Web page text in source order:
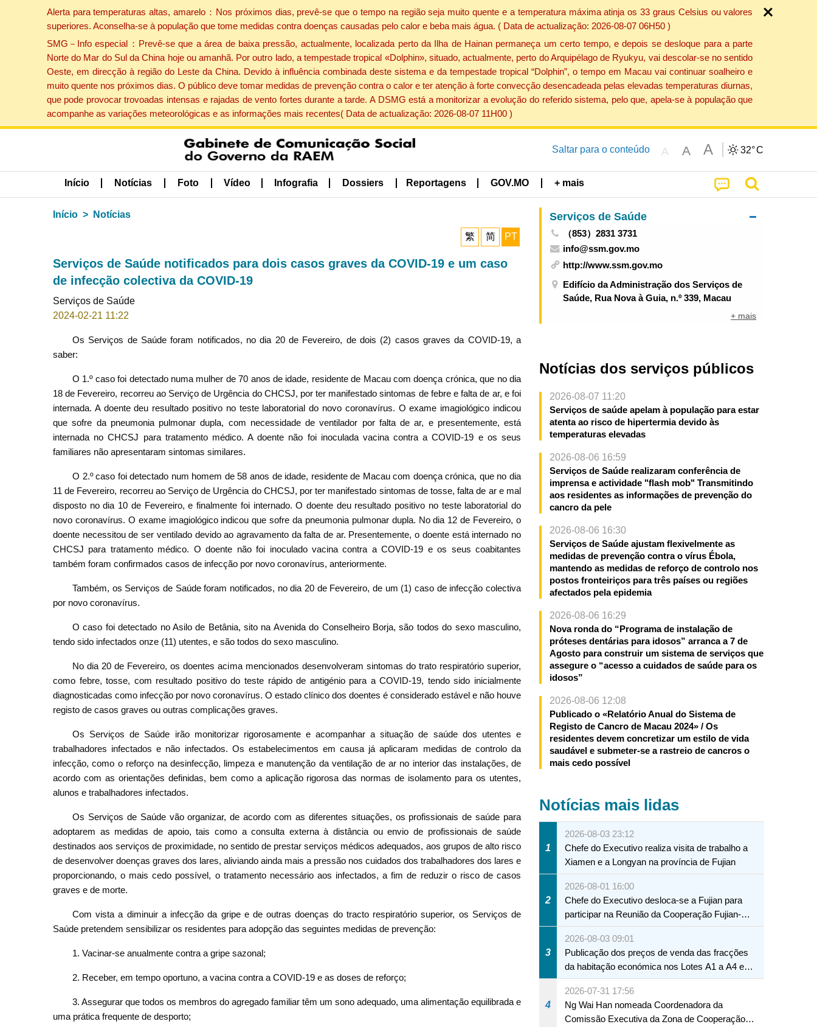
Alerta para temperaturas altas, amarelo：Nos próximos dias, prevê-se que o tempo na região seja muito quente e a temperatura máxima atinja os 33 graus Celsius ou valores
superiores. Aconselha-se à população que tome medidas contra doenças causadas pelo calor e beba mais água. ( Data de actualização: 2026-08-07 06H50 )
SMG－Info especial：Prevê-se que a área de baixa pressão, actualmente, localizada perto da Ilha de Hainan permaneça um certo tempo, e depois se desloque para a parte
Norte do Mar do Sul da China hoje ou amanhã. Por outro lado, a tempestade tropical «Dolphin», situado, actualmente, perto do Arquipélago de Ryukyu, vai descolar-se no sentido
Oeste, em direcção à região do Leste da China. Devido à influência combinada deste sistema e da tempestade tropical “Dolphin”, o tempo em Macau vai continuar soalheiro e
muito quente nos próximos dias. O público deve tomar medidas de prevenção contra o calor e ter atenção à forte convecção desencadeada pelas elevadas temperaturas diurnas,
que pode provocar trovoadas intensas e rajadas de vento fortes durante a tarde. A DSMG está a monitorizar a evolução do referido sistema, pelo que, apela-se à população que
acompanhe as variações meteorológicas e as informações mais recentes( Data de actualização: 2026-08-07 11H00 )
Saltar para o conteúdo A A A 32°C
Início Notícias Foto Vídeo Infografia Dossiers Reportagens GOV.MO + mais
Início Notícias
繁 简 PT
Serviços de Saúde notificados para dois casos graves da COVID-19 e um caso
de infecção colectiva da COVID-19
Serviços de Saúde
2024-02-21 11:22
Os Serviços de Saúde foram notificados, no dia 20 de Fevereiro, de dois (2) casos graves da COVID-19, a
saber:
O 1.º caso foi detectado numa mulher de 70 anos de idade, residente de Macau com doença crónica, que no dia
18 de Fevereiro, recorreu ao Serviço de Urgência do CHCSJ, por ter manifestado sintomas de febre e falta de ar, e foi
internada. A doente deu resultado positivo no teste laboratorial do novo coronavírus. O exame imagiológico indicou
que sofre da pneumonia pulmonar dupla, com necessidade de ventilador por falta de ar, e presentemente, está
internada no CHCSJ para tratamento médico. A doente não foi inoculada vacina contra a COVID-19 e os seus
familiares não apresentaram sintomas similares.
O 2.º caso foi detectado num homem de 58 anos de idade, residente de Macau com doença crónica, que no dia
11 de Fevereiro, recorreu ao Serviço de Urgência do CHCSJ, por ter manifestado sintomas de tosse, falta de ar e mal
disposto no dia 10 de Fevereiro, e finalmente foi internado. O doente deu resultado positivo no teste laboratorial do
novo coronavírus. O exame imagiológico indicou que sofre da pneumonia pulmonar dupla. No dia 12 de Fevereiro, o
doente necessitou de ser ventilado devido ao agravamento da falta de ar. Presentemente, o doente está internado no
CHCSJ para tratamento médico. O doente não foi inoculado vacina contra a COVID-19 e os seus coabitantes
também foram confirmados casos de infecção por novo coronavírus, anteriormente.
Também, os Serviços de Saúde foram notificados, no dia 20 de Fevereiro, de um (1) caso de infecção colectiva
por novo coronavírus.
O caso foi detectado no Asilo de Betânia, sito na Avenida do Conselheiro Borja, são todos do sexo masculino,
tendo sido infectados onze (11) utentes, e são todos do sexo masculino.
No dia 20 de Fevereiro, os doentes acima mencionados desenvolveram sintomas do trato respiratório superior,
como febre, tosse, com resultado positivo do teste rápido de antigénio para a COVID-19, tendo sido inicialmente
diagnosticadas como infecção por novo coronavírus. O estado clínico dos doentes é considerado estável e não houve
registo de casos graves ou outras complicações graves.
Os Serviços de Saúde irão monitorizar rigorosamente e acompanhar a situação de saúde dos utentes e
trabalhadores infectados e não infectados. Os estabelecimentos em causa já aplicaram medidas de controlo da
infecção, como o reforço na desinfecção, limpeza e manutenção da ventilação de ar no interior das instalações, de
acordo com as orientações definidas, bem como a aplicação rigorosa das normas de isolamento para os utentes,
alunos e trabalhadores infectados.
Os Serviços de Saúde vão organizar, de acordo com as diferentes situações, os profissionais de saúde para
adoptarem as medidas de apoio, tais como a consulta externa à distância ou envio de profissionais de saúde
destinados aos serviços de proximidade, no sentido de prestar serviços médicos adequados, aos grupos de alto risco
de desenvolver doenças graves dos lares, aliviando ainda mais a pressão nos cuidados dos trabalhadores dos lares e
proporcionando, o mais cedo possível, o tratamento necessário aos infectados, a fim de reduzir o risco de casos
graves e de morte.
Com vista a diminuir a infecção da gripe e de outras doenças do tracto respiratório superior, os Serviços de
Saúde pretendem sensibilizar os residentes para adopção das seguintes medidas de prevenção:
1. Vacinar-se anualmente contra a gripe sazonal;
2. Receber, em tempo oportuno, a vacina contra a COVID-19 e as doses de reforço;
3. Assegurar que todos os membros do agregado familiar têm um sono adequado, uma alimentação equilibrada e
uma prática frequente de desporto;
Serviços de Saúde
（853）2831 3731
info@ssm.gov.mo
http://www.ssm.gov.mo
Edifício da Administração dos Serviços de
Saúde, Rua Nova à Guia, n.º 339, Macau
+ mais
Notícias dos serviços públicos
2026-08-07 11:20
Serviços de saúde apelam à população para estar
atenta ao risco de hipertermia devido às
temperaturas elevadas
2026-08-06 16:59
Serviços de Saúde realizaram conferência de
imprensa e actividade "flash mob" Transmitindo
aos residentes as informações de prevenção do
cancro da pele
2026-08-06 16:30
Serviços de Saúde ajustam flexivelmente as
medidas de prevenção contra o vírus Ébola,
mantendo as medidas de reforço de controlo nos
postos fronteiriços para três países ou regiões
afectados pela epidemia
2026-08-06 16:29
Nova ronda do “Programa de instalação de
próteses dentárias para idosos” arranca a 7 de
Agosto para construir um sistema de serviços que
assegure o “acesso a cuidados de saúde para os
idosos”
2026-08-06 12:08
Publicado o «Relatório Anual do Sistema de
Registo de Cancro de Macau 2024» / Os
residentes devem concretizar um estilo de vida
saudável e submeter-se a rastreio de cancros o
mais cedo possível
Notícias mais lidas
1
2026-08-03 23:12
Chefe do Executivo realiza visita de trabalho a
Xiamen e a Longyan na província de Fujian
2
2026-08-01 16:00
Chefe do Executivo desloca-se a Fujian para
participar na Reunião da Cooperação Fujian-
Macau
3
2026-08-03 09:01
Publicação dos preços de venda das fracções
da habitação económica nos Lotes A1 a A4 e
A12 da Zona A dos Novos Aterros
4
2026-07-31 17:56
Ng Wai Han nomeada Coordenadora da
Comissão Executiva da Zona de Cooperação